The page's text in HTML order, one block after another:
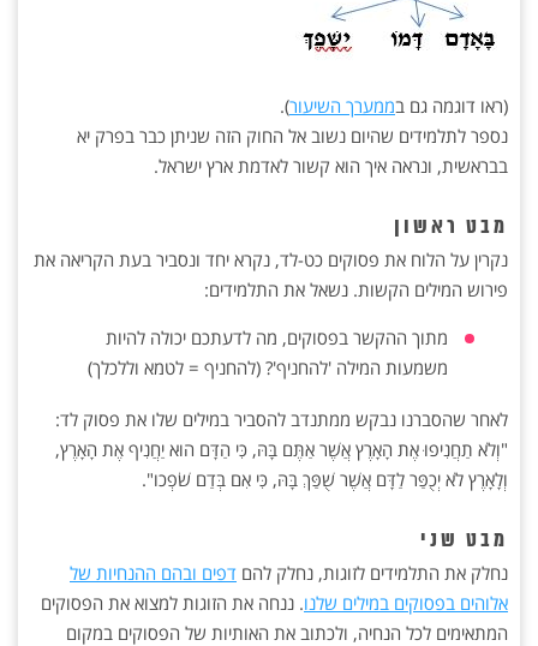
(ראו דוגמה גם בממערך השיעור).
נספר לתלמידים שהיום נשוב אל החוק הזה שניתן כבר בפרק יא
בבראשית, ונראה איך הוא קשור לאדמת ארץ ישראל.
מבט ראשון
נקרין על הלוח את פסוקים כט-לד, נקרא יחד ונסביר בעת הקריאה את
פירוש המילים הקשות. נשאל את התלמידים:
מתוך ההקשר בפסוקים, מה לדעתכם יכולה להיות
משמעות המילה 'להחניף'? (להחניף = לטמא וללכלך)
לאחר שהסברנו נבקש ממתנדב להסביר במילים שלו את פסוק לד:
"וְלֹא תַחֲנִיפוּ אֶת הָאָרֶץ אֲשֶׁר אַתֶּם בָּהּ, כִּי הַדָּם הוּא יַחֲנִיף אֶת הָאָרֶץ,
וְלָאָרֶץ לֹא יְכֻפַּר לַדָּם אֲשֶׁר שֻׁפַּךְ בָּהּ, כִּי אִם בְּדַם שֹׁפְכו".
מבט שני
נחלק את התלמידים לזוגות, נחלק להם דפים ובהם ההנחיות של
אלוהים בפסוקים במילים שלנו. ננחה את הזוגות למצוא את הפסוקים
המתאימים לכל הנחיה, ולכתוב את האותיות של הפסוקים במקום